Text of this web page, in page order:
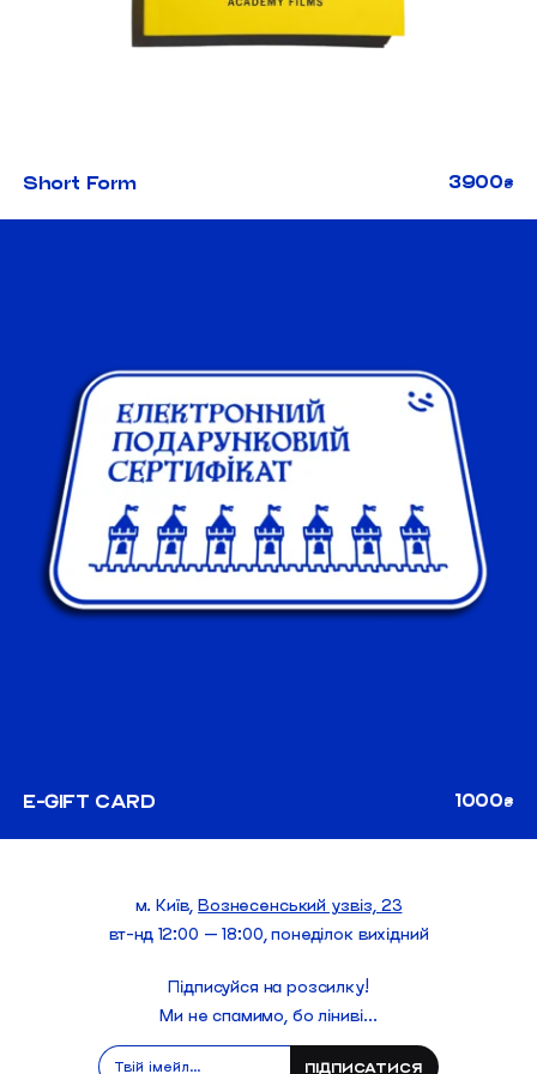
Short Form 3900₴
E-GIFT CARD 1000₴
Підписуйся на розсилку!
Ми не спамимо, бо ліниві...
м. Київ, Вознесенський узвіз, 23
вт-нд 12:00 — 18:00, понеділок вихідний